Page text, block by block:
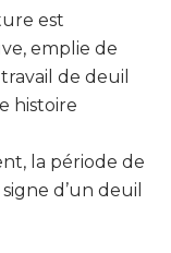
est
emplie de
de deuil
histoire
la période de
d’un deuil